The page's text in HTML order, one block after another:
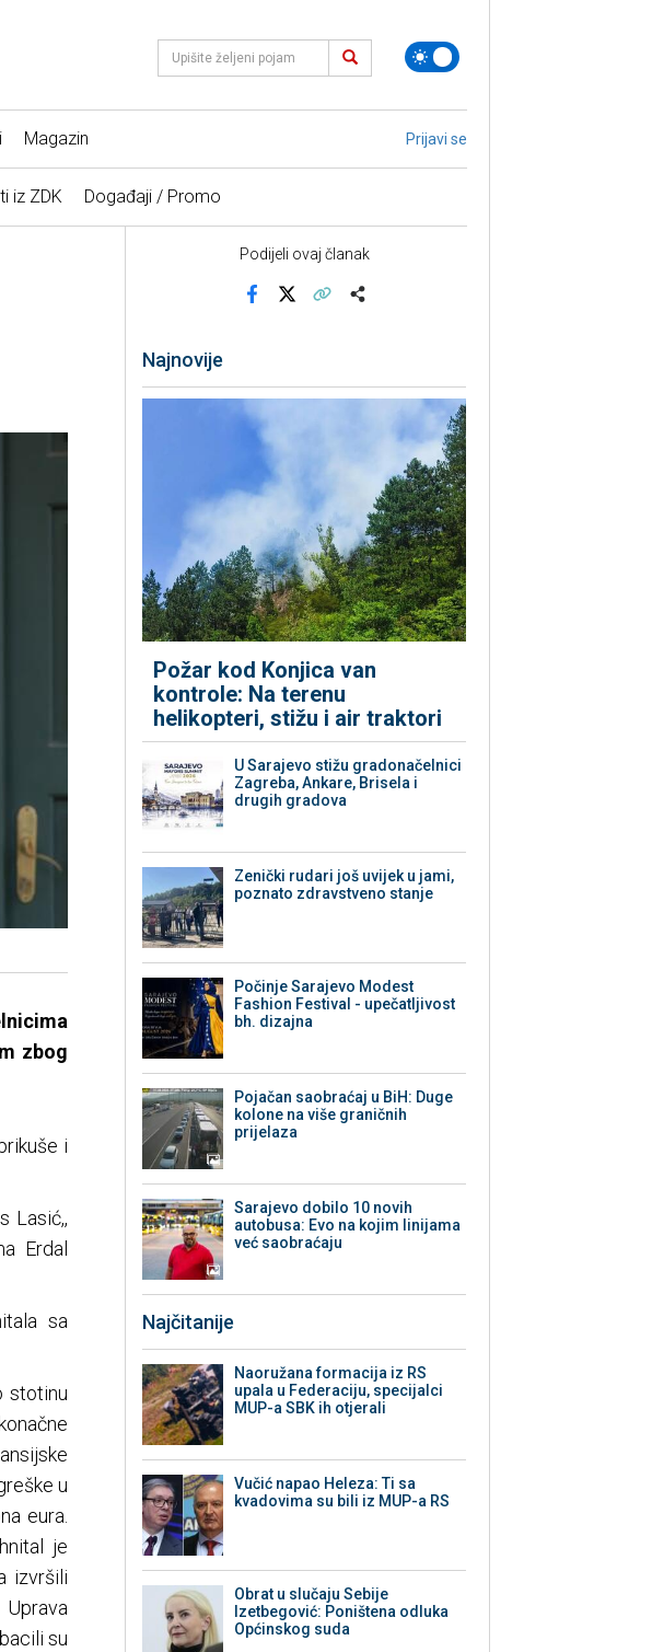
Magazin Prijavi se
iz ZDK Događaji / Promo
zbog
i
Lasić,,
Erdal
sa
stotinu
u
eura.
je
izvršili
su
Podijeli ovaj članak
Najnovije
Požar kod Konjica van
kontrole: Na terenu
helikopteri, stižu i air traktori
U Sarajevo stižu gradonačelnici
Zagreba, Ankare, Brisela i
drugih gradova
Zenički rudari još uvijek u jami,
poznato zdravstveno stanje
Počinje Sarajevo Modest
Fashion Festival - upečatljivost
bh. dizajna
Pojačan saobraćaj u BiH: Duge
kolone na više graničnih
prijelaza
Sarajevo dobilo 10 novih
autobusa: Evo na kojim linijama
već saobraćaju
Najčitanije
Naoružana formacija iz RS
upala u Federaciju, specijalci
MUP-a SBK ih otjerali
Vučić napao Heleza: Ti sa
kvadovima su bili iz MUP-a RS
Obrat u slučaju Sebije
Izetbegović: Poništena odluka
Općinskog suda